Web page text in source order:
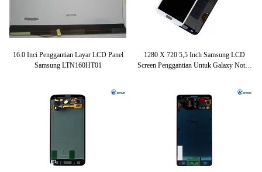
16.0 Inci Penggantian Layar LCD Panel
Samsung LTN160HT01
1280 X 720 5,5 Inch Samsung LCD
Screen Penggantian Untuk Galaxy Note2